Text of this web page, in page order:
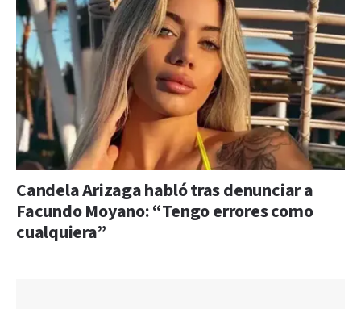
Candela Arizaga habló tras denunciar a
Facundo Moyano: “Tengo errores como
cualquiera”